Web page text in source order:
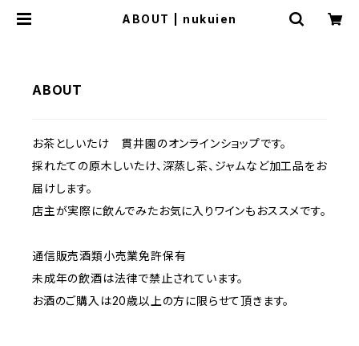
ABOUT | nukuien
ABOUT
お茶としいたけ 貫井園のオンラインショップです。
採れたての原木しいたけ、深蒸し茶、ジャムなど加工品をお
届けします。
店主が実際に飲んでみたお気に入りワインもおススメです。
通信販売酒類小売業免許保有
未成年の飲酒は法律で禁止されています。
お酒のご購入は20歳以上の方に限らせて頂きます。